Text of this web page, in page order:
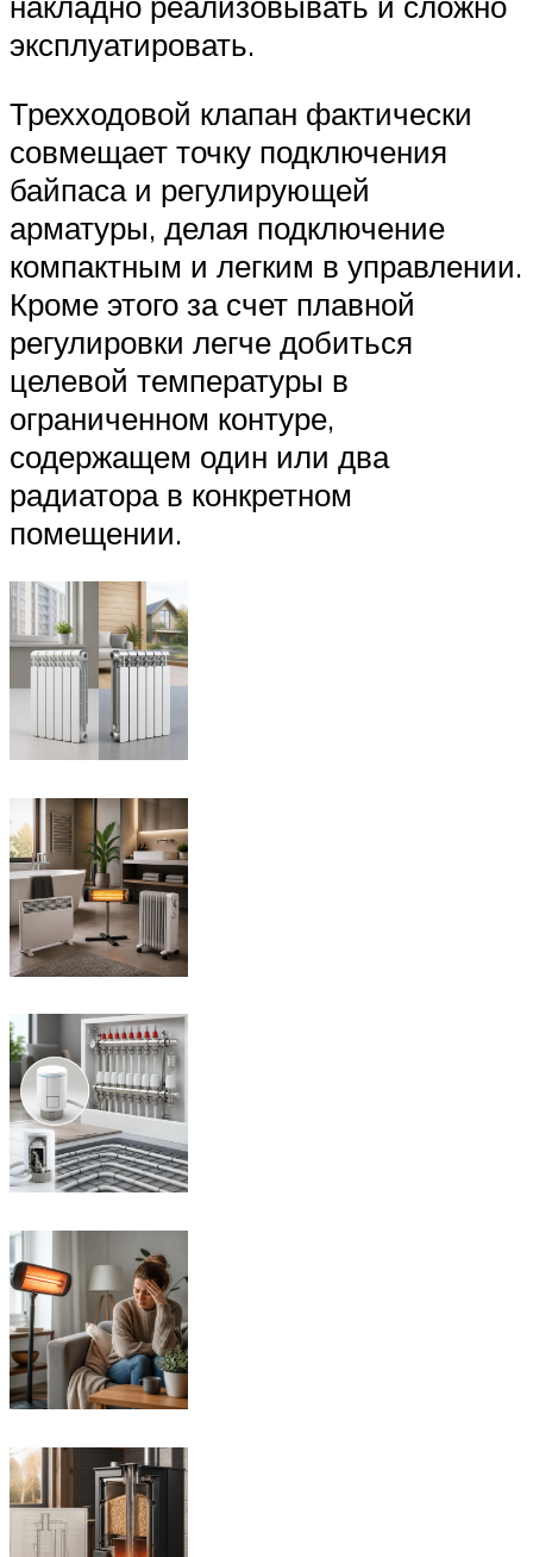
эксплуатировать.
Трехходовой клапан фактически
совмещает точку подключения
байпаса и регулирующей
арматуры, делая подключение
компактным и легким в управлении.
Кроме этого за счет плавной
регулировки легче добиться
целевой температуры в
ограниченном контуре,
содержащем один или два
радиатора в конкретном
помещении.